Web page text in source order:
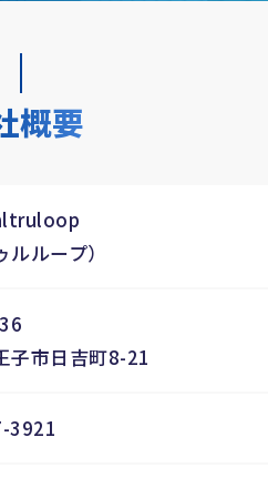
概要
ルループ）
子市日吉町8-21
3921